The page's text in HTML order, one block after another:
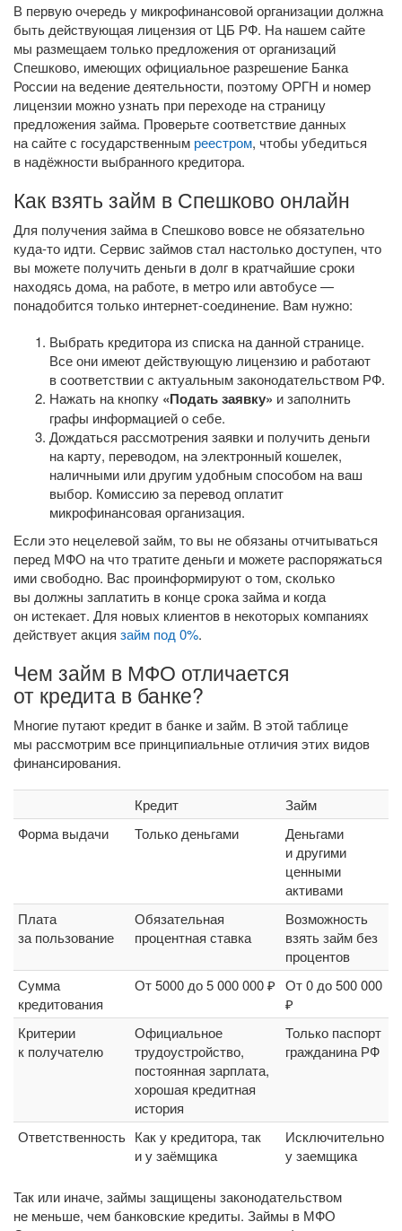
В первую очередь у микрофинансовой организации должна
быть действующая лицензия от ЦБ РФ. На нашем сайте
мы размещаем только предложения от организаций
Спешково, имеющих официальное разрешение Банка
России на ведение деятельности, поэтому ОРГН и номер
лицензии можно узнать при переходе на страницу
предложения займа. Проверьте соответствие данных
на сайте с государственным реестром, чтобы убедиться
в надёжности выбранного кредитора.
Как взять займ в Спешково онлайн
Для получения займа в Спешково вовсе не обязательно
куда-то идти. Сервис займов стал настолько доступен, что
вы можете получить деньги в долг в кратчайшие сроки
находясь дома, на работе, в метро или автобусе —
понадобится только интернет-соединение. Вам нужно:
Выбрать кредитора из списка на данной странице.
Все они имеют действующую лицензию и работают
в соответствии с актуальным законодательством РФ.
Нажать на кнопку «Подать заявку» и заполнить
графы информацией о себе.
Дождаться рассмотрения заявки и получить деньги
на карту, переводом, на электронный кошелек,
наличными или другим удобным способом на ваш
выбор. Комиссию за перевод оплатит
микрофинансовая организация.
Если это нецелевой займ, то вы не обязаны отчитываться
перед МФО на что тратите деньги и можете распоряжаться
ими свободно. Вас проинформируют о том, сколько
вы должны заплатить в конце срока займа и когда
он истекает. Для новых клиентов в некоторых компаниях
действует акция займ под 0%.
Чем займ в МФО отличается
от кредита в банке?
Многие путают кредит в банке и займ. В этой таблице
мы рассмотрим все принципиальные отличия этих видов
финансирования.
Кредит
Займ
Форма выдачи
Только деньгами
Деньгами
и другими
ценными
активами
Плата
за пользование
Обязательная
процентная ставка
Возможность
взять займ без
процентов
Сумма
кредитования
От 5000 до 5 000 000 ₽ От 0 до 500 000
₽
Критерии
к получателю
Официальное
трудоустройство,
постоянная зарплата,
хорошая кредитная
история
Только паспорт
гражданина РФ
Ответственность Как у кредитора, так
и у заёмщика
Исключительно
у заемщика
Так или иначе, займы защищены законодательством
не меньше, чем банковские кредиты. Займы в МФО